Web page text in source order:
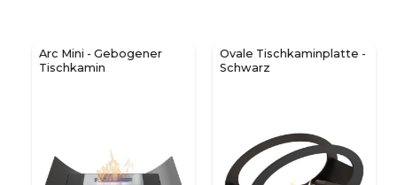
Arc Mini - Gebogener
Tischkamin
Ovale Tischkaminplatte -
Schwarz